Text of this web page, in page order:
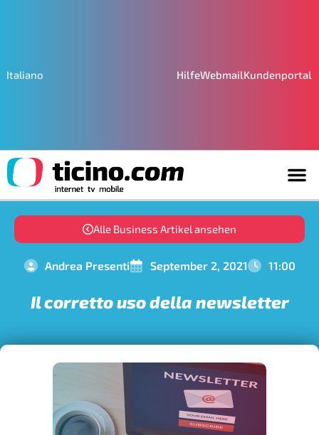
Italiano HilfeWebmailKundenportal
Alle Business Artikel ansehen
Andrea Presenti September 2, 2021 11:00
Il corretto uso della newsletter